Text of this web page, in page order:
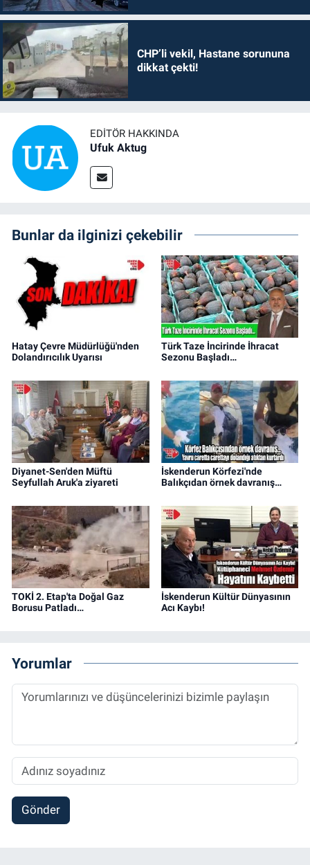
CHP’li vekil, Hastane sorununa
dikkat çekti!
EDITÖR HAKKINDA
Ufuk Aktug
Bunlar da ilginizi çekebilir
Hatay Çevre Müdürlüğü'nden
Dolandırıcılık Uyarısı
Türk Taze İncirinde İhracat
Sezonu Başladı…
Diyanet-Sen'den Müftü
Seyfullah Aruk'a ziyareti
İskenderun Körfezi'nde
Balıkçıdan örnek davranış…
TOKİ 2. Etap'ta Doğal Gaz
Borusu Patladı…
İskenderun Kültür Dünyasının
Acı Kaybı!
Yorumlar
Gönder